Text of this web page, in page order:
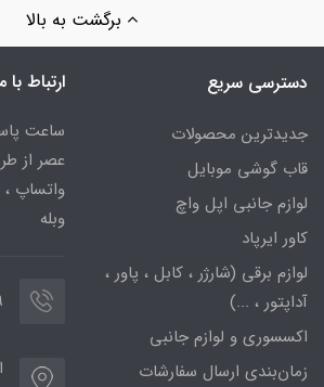
برگشت به بالا
دسترسی سریع
جدیدترین محصولات
قاب گوشی موبایل
لوازم جانبی اپل واچ
کاور ایرپاد
لوازم برقی (شارژر ، کابل ، پاور ،
آداپتور ، ...)
اکسسوری و لوازم جانبی
زمان‌بندی ارسال سفارشات
ارتباط با
عصر از
واتساپ ،
وبله